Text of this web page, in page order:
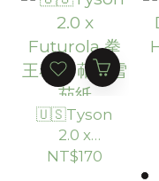
🇺🇸Tyson
2.0 x
Futurola
NT$170